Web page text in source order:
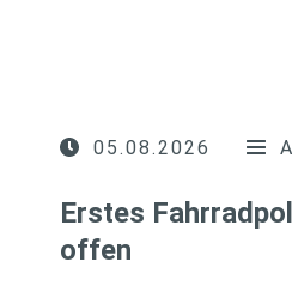
05.08.2026
Erstes
offen